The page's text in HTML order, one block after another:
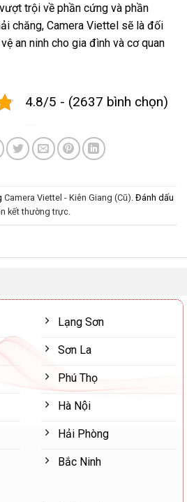
trội về phần cứng và phần
chăng, Camera Viettel sẽ là đối
an ninh cho gia đình và cơ quan
4.8/5 - (2637 bình chọn)
Camera Viettel - Kiên Giang (Cũ). Đánh dấu
kết thường trực.
Lạng Sơn
Sơn La
Phú Thọ
Hà Nội
Hải Phòng
Bắc Ninh